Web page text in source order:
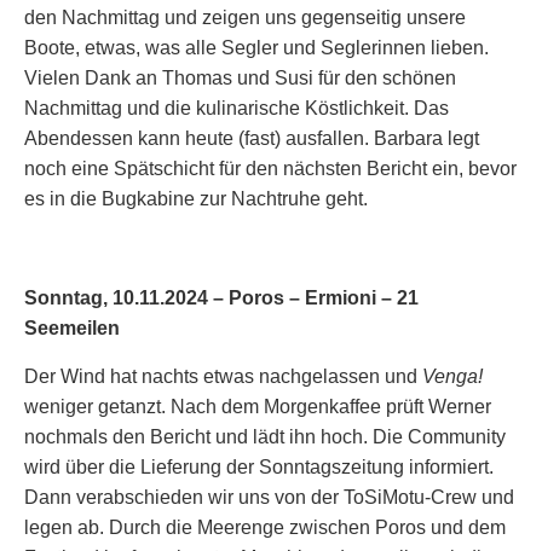
den Nachmittag und zeigen uns gegenseitig unsere
Boote, etwas, was alle Segler und Seglerinnen lieben.
Vielen Dank an Thomas und Susi für den schönen
Nachmittag und die kulinarische Köstlichkeit. Das
Abendessen kann heute (fast) ausfallen. Barbara legt
noch eine Spätschicht für den nächsten Bericht ein, bevor
es in die Bugkabine zur Nachtruhe geht.
Sonntag, 10.11.2024 – Poros – Ermioni – 21
Seemeilen
Der Wind hat nachts etwas nachgelassen und Venga!
weniger getanzt. Nach dem Morgenkaffee prüft Werner
nochmals den Bericht und lädt ihn hoch. Die Community
wird über die Lieferung der Sonntagszeitung informiert.
Dann verabschieden wir uns von der ToSiMotu-Crew und
legen ab. Durch die Meerenge zwischen Poros und dem